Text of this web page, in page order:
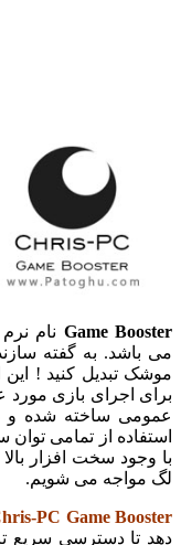
Game Booster
می باشد. به گفته
موشک تبدیل کنید ! این
برای اجرای بازی مورد
عمومی ساخته شده و
استفاده از تمامی
با وجود سخت افزار
لگ مواجه می شویم.
PC Game Booster